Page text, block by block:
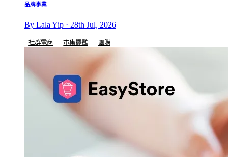
品牌事業
By Lala Yip · 28th Jul, 2026
社群電商 市集擺攤 團購